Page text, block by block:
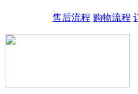
售后流程 购物流程